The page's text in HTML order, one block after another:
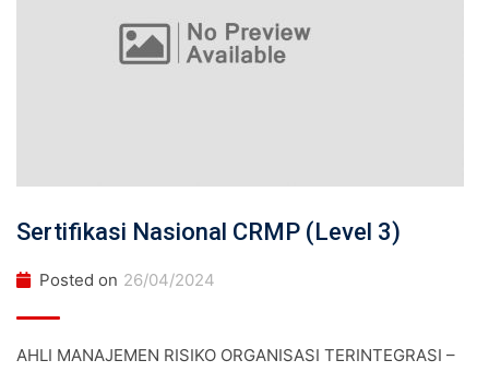
Sertifikasi Nasional CRMP (Level 3)
Posted on 26/04/2024
AHLI MANAJEMEN RISIKO ORGANISASI TERINTEGRASI –